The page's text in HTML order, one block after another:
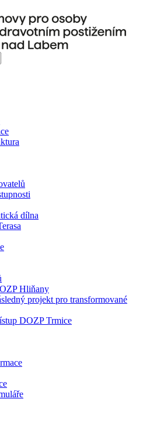
dílna
Hliňany
projekt pro transformované
DOZP Trmice